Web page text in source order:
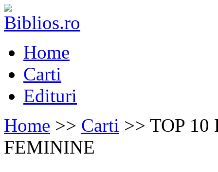
Home
Carti
Edituri
Home >> Carti >> TOP
FEMININE